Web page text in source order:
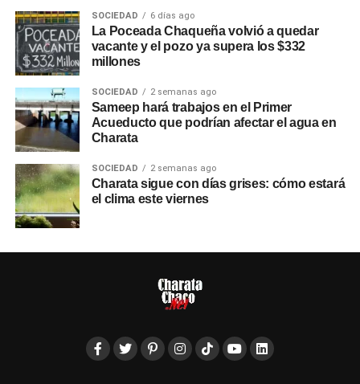
SOCIEDAD 6 días ago
La Poceada Chaqueña volvió a quedar
vacante y el pozo ya supera los $332
millones
SOCIEDAD 2 semanas ago
Sameep hará trabajos en el Primer
Acueducto que podrían afectar el agua en
Charata
SOCIEDAD 2 semanas ago
Charata sigue con días grises: cómo estará
el clima este viernes